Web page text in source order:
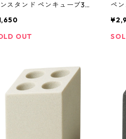
スタンド ペンキューブ3
OUT
ペ